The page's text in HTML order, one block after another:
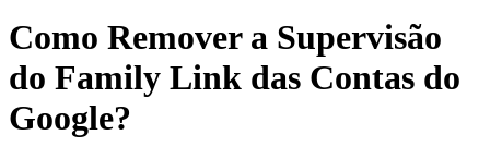
Como Remover a Supervisão
do Family Link das Contas do
Google?